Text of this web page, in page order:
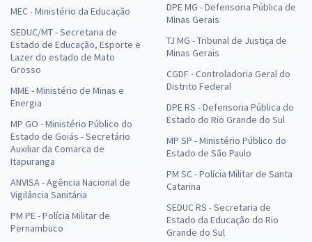
MEC - Ministério da Educação
SEDUC/MT - Secretaria de
Estado de Educação, Esporte e
Lazer do estado de Mato
Grosso
MME - Ministério de Minas e
Energia
MP GO - Ministério Público do
Estado de Goiás - Secretário
Auxiliar da Comarca de
Itapuranga
ANVISA - Agência Nacional de
Vigilância Sanitária
PM PE - Polícia Militar de
Pernambuco
DPE MG - Defensoria Pública de
Minas Gerais
TJ MG - Tribunal de Justiça de
Minas Gerais
CGDF - Controladoria Geral do
Distrito Federal
DPE RS - Defensoria Pública do
Estado do Rio Grande do Sul
MP SP - Ministério Público do
Estado de São Paulo
PM SC - Polícia Militar de Santa
Catarina
SEDUC RS - Secretaria de
Estado da Educação do Rio
Grande do Sul